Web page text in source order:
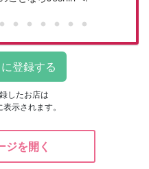
したお店は
表示されます。
ジを開く